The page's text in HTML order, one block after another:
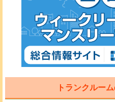
トランクルー